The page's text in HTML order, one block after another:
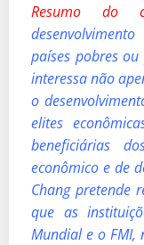
Resumo do
países pobres ou
interessa não
o
elites
beneficiárias
econômico e de
Chang pretende
que as
Mundial e o